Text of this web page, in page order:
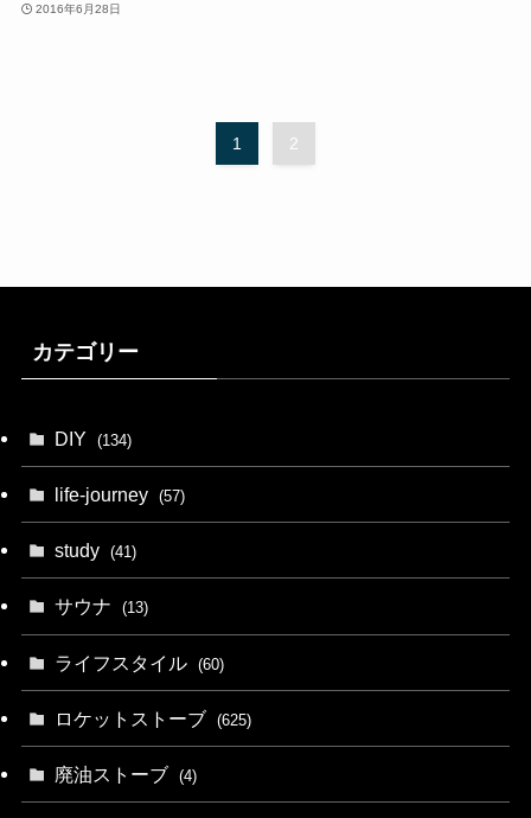
2016年6月28日
1 2
カテゴリー
DIY (134)
life-journey (57)
study (41)
サウナ (13)
ライフスタイル (60)
ロケットストーブ (625)
廃油ストーブ (4)